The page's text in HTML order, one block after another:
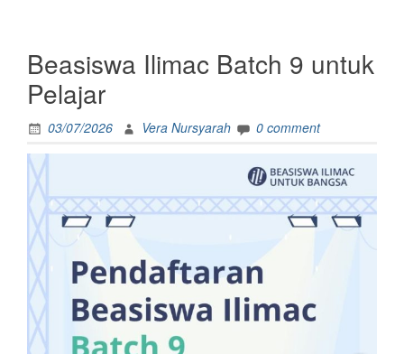
Beasiswa Ilimac Batch 9 untuk
Pelajar
03/07/2026 Vera Nursyarah 0 comment